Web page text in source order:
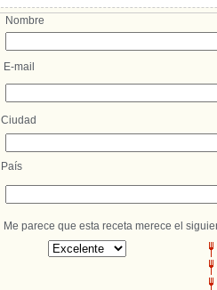
Nombre
E-mail
Ciudad
País
Me parece que esta receta merece el